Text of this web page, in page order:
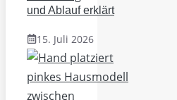
und Ablauf erklärt
15. Juli 2026